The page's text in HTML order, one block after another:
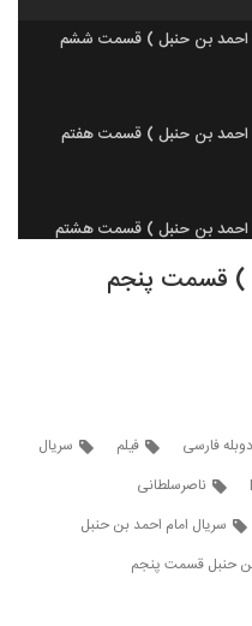
احمد بن حنبل ) قسمت ششم
احمد بن حنبل ) قسمت هفتم
احمد بن حنبل ) قسمت هشتم
بن حنبل) قسمت یازدهم
احمد بن حنبل ) قسمت دوازدهم
) قسمت پنجم
فارسی فیلم
سریال
ناصرسلطانی
سریال امام احمد بن حنبل
حنبل قسمت پنجم